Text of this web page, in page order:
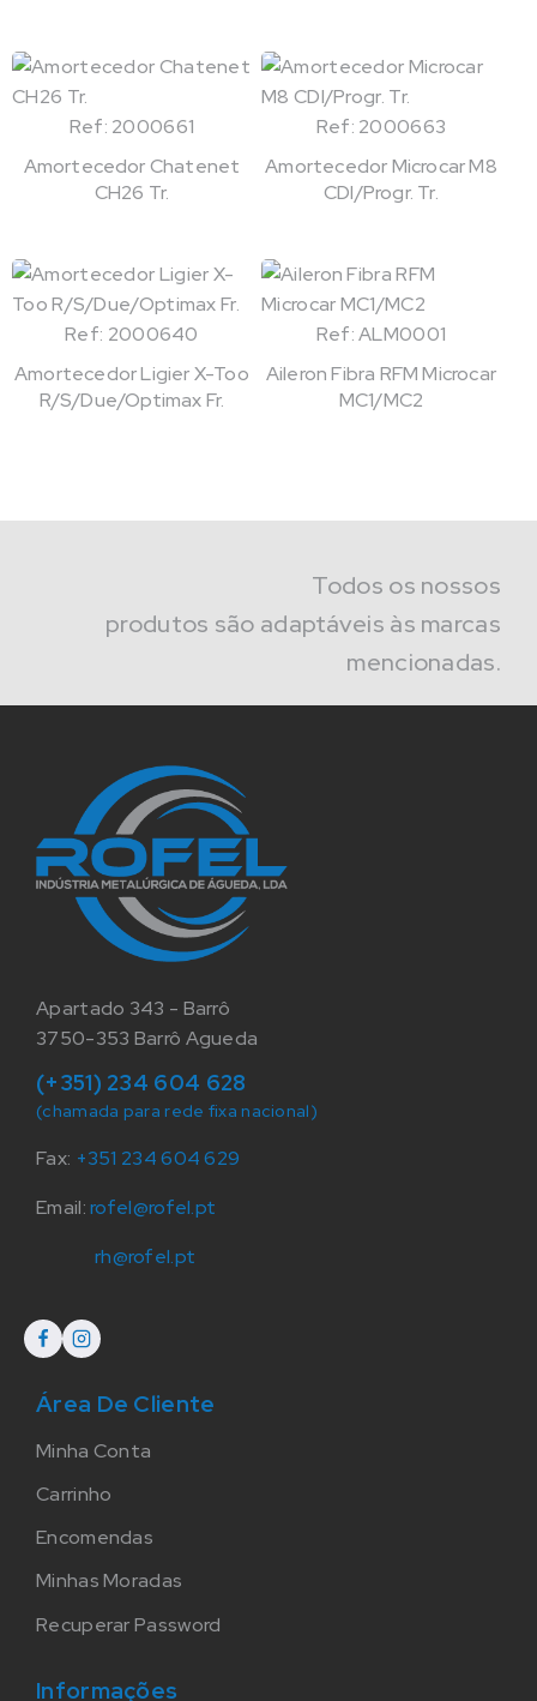
Ref: 2000661
Amortecedor Chatenet
CH26 Tr.
Ref: 2000663
Amortecedor Microcar M8
CDI/Progr. Tr.
Ref: 2000640
Amortecedor Ligier X-Too
R/S/Due/Optimax Fr.
Ref: ALM0001
Aileron Fibra RFM Microcar
MC1/MC2
Todos os nossos
produtos são adaptáveis às marcas
mencionadas.
Apartado 343 - Barrô
3750-353 Barrô Agueda
(+351) 234 604 628
(chamada para rede fixa nacional)
Fax: +351 234 604 629
Email:rofel@rofel.pt
rh@rofel.pt
Área De Cliente
Minha Conta
Carrinho
Encomendas
Minhas Moradas
Recuperar Password
Informações